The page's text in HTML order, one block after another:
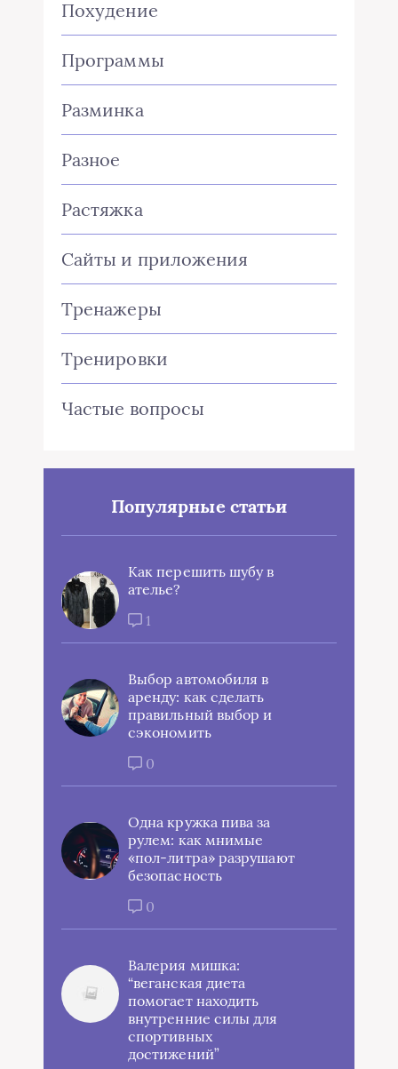
Похудение
Программы
Разминка
Разное
Растяжка
Сайты и приложения
Тренажеры
Тренировки
Частые вопросы
Популярные статьи
Как перешить шубу в
ателье?
1
Выбор автомобиля в
аренду: как сделать
правильный выбор и
сэкономить
0
Одна кружка пива за
рулем: как мнимые
«пол-литра» разрушают
безопасность
0
Валерия мишка:
“веганская диета
помогает находить
внутренние силы для
спортивных
достижений”